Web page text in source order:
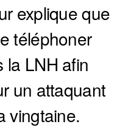
explique que
téléphoner
la LNH afin
un attaquant
vingtaine.